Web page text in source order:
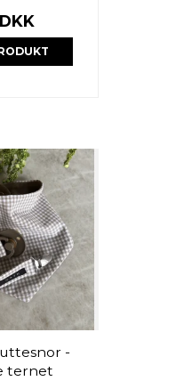
-
ternet